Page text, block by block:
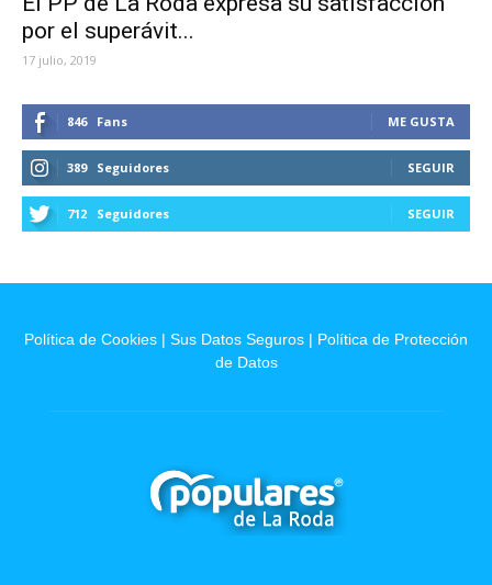
por el superávit...
17 julio, 2019
846 Fans ME GUSTA
389 Seguidores SEGUIR
712 Seguidores SEGUIR
Política de Cookies | Sus Datos Seguros | Política de Protección
de Datos